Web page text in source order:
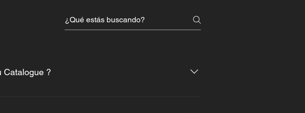
Catalogue ?